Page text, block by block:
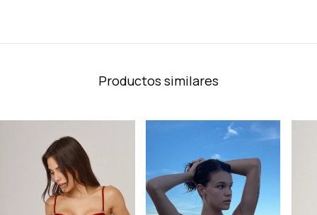
Productos similares